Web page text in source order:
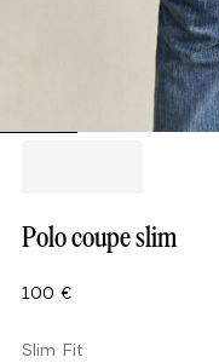
Polo coupe slim
100 €
Slim Fit